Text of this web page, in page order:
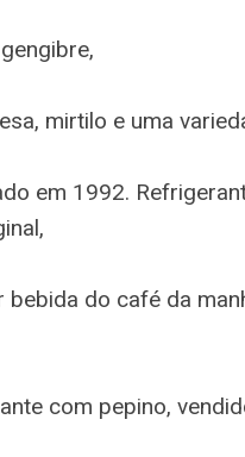
mirtilo e uma
em 1992.
do café da
com pepino,